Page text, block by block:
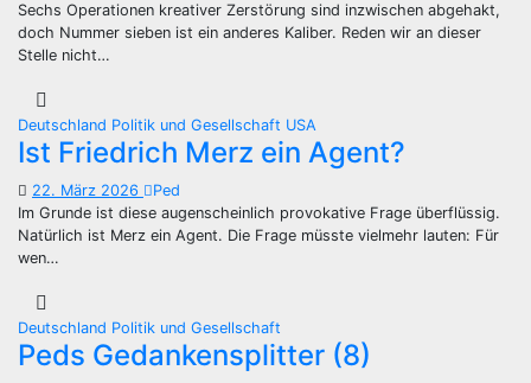
Sechs Operationen kreativer Zerstörung sind inzwischen abgehakt,
doch Nummer sieben ist ein anderes Kaliber. Reden wir an dieser
Stelle nicht…
Deutschland Politik und Gesellschaft USA
Ist Friedrich Merz ein Agent?
22. März 2026
Ped
Im Grunde ist diese augenscheinlich provokative Frage überflüssig.
Natürlich ist Merz ein Agent. Die Frage müsste vielmehr lauten: Für
wen…
Deutschland Politik und Gesellschaft
Peds Gedankensplitter (8)